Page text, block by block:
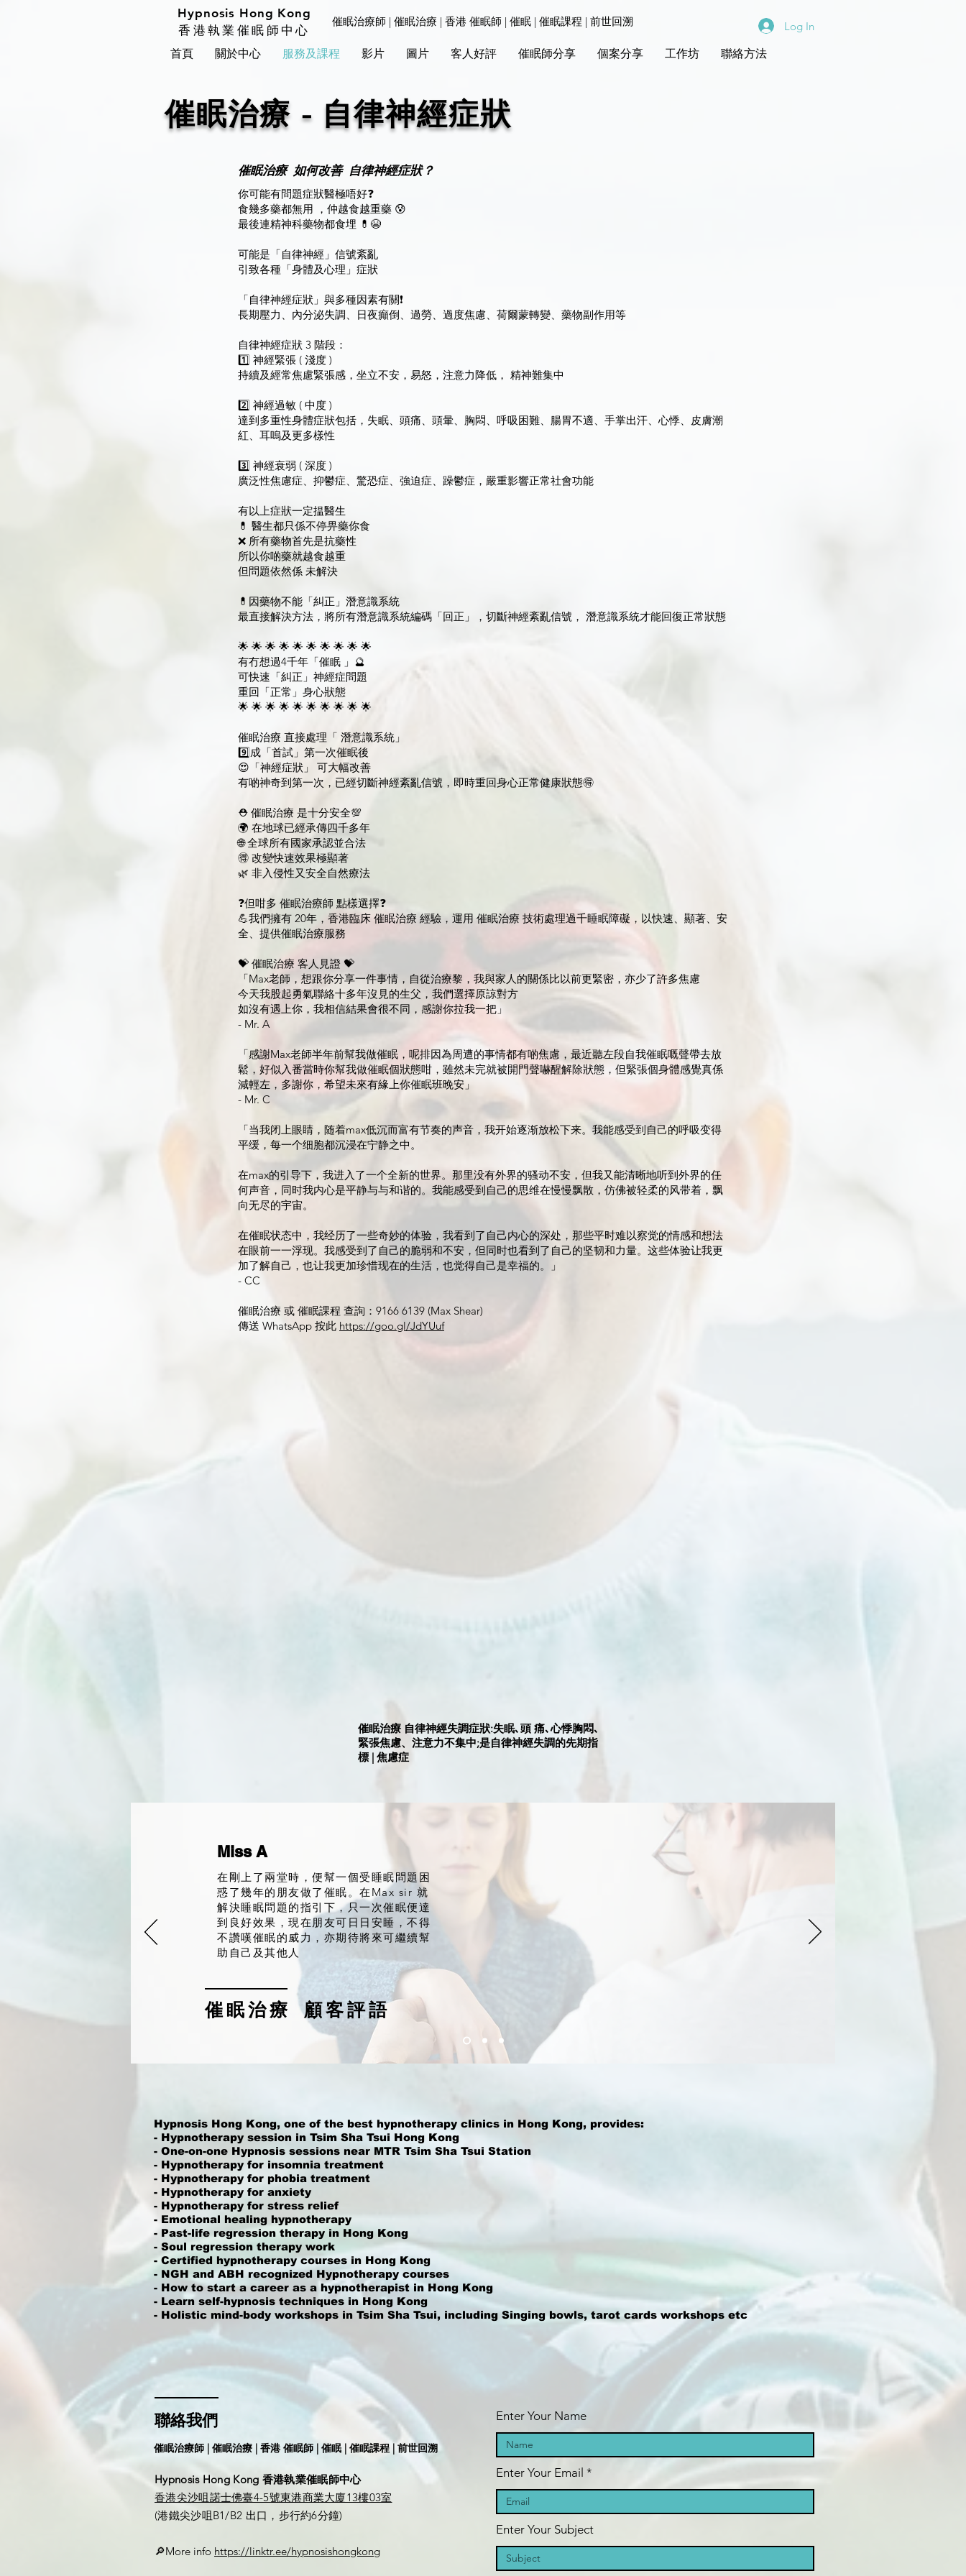
Hypnosis Hong Kong
香港執業催眠師中心 催眠治療師 | 催眠治療 | 香港 催眠師 | 催眠 | 催眠課程 | 前世回溯 Log In
首頁 關於中心 服務及課程 影片 圖片 客人好評 催眠師分享 個案分享 工作坊 聯絡方法
催眠治療 - 自律神經症狀
催眠治療 如何改善 自律神經症狀？
你可能有問題症狀醫極唔好❓️
食幾多藥都無用 ，仲越食越重藥 😰
最後連精神科藥物都食埋 💊😭
可能是「自律神經」信號紊亂
引致各種「身體及心理」症狀
「自律神經症狀」與多種因素有關❗️
長期壓力、內分泌失調、日夜癲倒、過勞、過度焦慮、荷爾蒙轉變、藥物副作用等
自律神經症狀 3 階段：
1️⃣ 神經緊張 ( 淺度 )
持續及經常焦慮緊張感，坐立不安，易怒，注意力降低， 精神難集中
2️⃣ 神經過敏 ( 中度 )
達到多重性身體症狀包括，失眠、頭痛、頭暈、胸悶、呼吸困難、腸胃不適、手掌出汗、心悸、皮膚潮
紅、耳嗚及更多樣性
3️⃣ 神經衰弱 ( 深度 )
廣泛性焦慮症、抑鬱症、驚恐症、強迫症、躁鬱症，嚴重影響正常社會功能
有以上症狀一定揾醫生
💊 醫生都只係不停畀藥你食
❌️ 所有藥物首先是抗藥性
所以你啲藥就越食越重
但問題依然係 未解決
💊因藥物不能「糾正」潛意識系統
最直接解決方法，將所有潛意識系統編碼「回正」，切斷神經紊亂信號， 潛意識系統才能回復正常狀態
🌟 🌟 🌟 🌟 🌟 🌟 🌟 🌟 🌟 🌟
有冇想過4千年「催眠 」🔮
可快速「糾正」神經症問題
重回「正常」身心狀態
🌟 🌟 🌟 🌟 🌟 🌟 🌟 🌟 🌟 🌟
催眠治療 直接處理「 潛意識系統」
9️⃣成「首試」第一次催眠後
😍「神經症狀」 可大幅改善
有啲神奇到第一次，已經切斷神經紊亂信號，即時重回身心正常健康狀態🉐️
⛑️ 催眠治療 是十分安全💯
🌍 在地球已經承傳四千多年
🌐 全球所有國家承認並合法
🉐️ 改變快速效果極顯著
🌿 非入侵性又安全自然療法
❓️但咁多 催眠治療師 點樣選擇❓️
💪我們擁有 20年，香港臨床 催眠治療 經驗，運用 催眠治療 技術處理過千睡眠障礙，以快速、顯著、安
全、提供催眠治療服務
💝 催眠治療 客人見證 💝
「Max老師，想跟你分享一件事情，自從治療黎，我與家人的關係比以前更緊密，亦少了許多焦慮
今天我股起勇氣聯絡十多年沒見的生父，我們選擇原諒對方
如沒有遇上你，我相信結果會很不同，感謝你拉我一把」
- Mr. A
「感謝Max老師半年前幫我做催眠，呢排因為周遭的事情都有啲焦慮，最近聽左段自我催眠嘅聲帶去放
鬆，好似入番當時你幫我做催眠個狀態咁，雖然未完就被開門聲嚇醒解除狀態，但緊張個身體感覺真係
減輕左，多謝你，希望未來有緣上你催眠班晚安」
- Mr. C
「当我闭上眼睛，随着max低沉而富有节奏的声音，我开始逐渐放松下来。我能感受到自己的呼吸变得
平缓，每一个细胞都沉浸在宁静之中。
在max的引导下，我进入了一个全新的世界。那里没有外界的骚动不安，但我又能清晰地听到外界的任
何声音，同时我内心是平静与与和谐的。我能感受到自己的思维在慢慢飘散，仿佛被轻柔的风带着，飘
向无尽的宇宙。
在催眠状态中，我经历了一些奇妙的体验，我看到了自己内心的深处，那些平时难以察觉的情感和想法
在眼前一一浮现。我感受到了自己的脆弱和不安，但同时也看到了自己的坚韧和力量。这些体验让我更
加了解自己，也让我更加珍惜现在的生活，也觉得自己是幸福的。」
- CC
催眠治療 或 催眠課程 查詢：9166 6139 (Max Shear)
傳送 WhatsApp 按此 https://goo.gl/JdYUuf
催眠治療 自律神經失調症狀:失眠､頭 痛､心悸胸悶､
緊張焦慮、注意力不集中;是自律神經失調的先期指
標 | 焦慮症
Miss A
在剛上了兩堂時，便幫一個受睡眠問題困
惑了幾年的朋友做了催眠。在Max sir 就
解決睡眠問題的指引下，只一次催眠便達
到良好效果，現在朋友可日日安睡，不得
不讚嘆催眠的威力，亦期待將來可繼續幫
助自己及其他人
催眠治療 顧客評語
​Hypnosis Hong Kong, one of the best hypnotherapy clinics in Hong Kong, provides:
- Hypnotherapy session in Tsim Sha Tsui Hong Kong
- One-on-one Hypnosis sessions near MTR Tsim Sha Tsui Station
- Hypnotherapy for insomnia treatment
- Hypnotherapy for phobia treatment
- Hypnotherapy for anxiety
- Hypnotherapy for stress relief
- Emotional healing hypnotherapy
- Past-life regression therapy in Hong Kong
- Soul regression therapy work
- Certified hypnotherapy courses in Hong Kong
- NGH and ABH recognized Hypnotherapy courses
- How to start a career as a hypnotherapist in Hong Kong
- Learn self-hypnosis techniques in Hong Kong
- Holistic mind-body workshops in Tsim Sha Tsui, including Singing bowls, tarot cards workshops etc
聯絡我們
Hypnosis Hong Kong 香港執業催眠師中心
香港尖沙咀諾士佛臺4-5號東港商業大廈13樓03室
​​(港鐵尖沙咀B1/B2 出口，步行約6分鐘)
🔎More info https://linktr.ee/hypnosishongkong
Enter Your Name
Enter Your Email
Enter Your Subject
催眠治療師 | 催眠治療 | 香港 催眠師 | 催眠 | 催眠課程 | 前世回溯